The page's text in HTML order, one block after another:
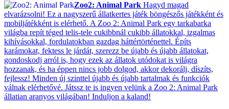
Zoo2: Animal Park Hagyd magad
elvarázsolni! Ez a nagyszerű állatkertes játék böngészős játékként és
mobiljátékként is elérhető. A Zoo 2: Animal Park egy tarkabarka
világba repít téged telis-tele cukibbnál cukibb állatokkal, izgalmas
kihívásokkal, fordulatokban gazdag háttértörténettel. Építs
karámokat, fektess le járdát, szerezz be újabb és újabb állatokat,
gondoskodj arról is, hogy ezek az állatok utódokat is világra
hozzanak, és ha éppen nincs jobb dolgod, akkor dekorálj, díszíts,
fejlessz! Minden új szinttel újabb és újabb tartalmak és funkciók
válnak elérhetővé. Játssz te is ingyen velünk a Zoo 2: Animal Park
állatian aranyos világában! Induljon a kaland!